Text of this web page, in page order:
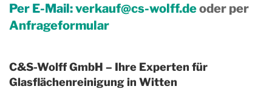
Per E-Mail:verkauf@cs-wolff.deoder per
Anfrageformular
C&S-Wolff GmbH – Ihre Experten für
Glasflächenreinigung in Witten